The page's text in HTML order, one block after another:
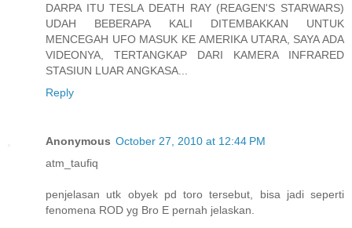
DARPA ITU TESLA DEATH RAY (REAGEN'S STARWARS)
UDAH BEBERAPA KALI DITEMBAKKAN UNTUK
MENCEGAH UFO MASUK KE AMERIKA UTARA, SAYA ADA
VIDEONYA, TERTANGKAP DARI KAMERA INFRARED
STASIUN LUAR ANGKASA...
Reply
Anonymous October 27, 2010 at 12:44 PM
atm_taufiq
penjelasan utk obyek pd toro tersebut, bisa jadi seperti
fenomena ROD yg Bro E pernah jelaskan.